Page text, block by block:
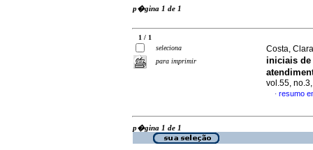
p�gina 1 de 1
1 / 1
seleciona
para imprimir
Costa,
iniciais
vol.55,
· resumo
p�gina 1 de 1